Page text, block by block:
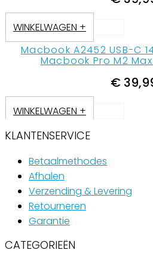
WINKELWAGEN +
Macbook A2452 USB-C
Macbook Pro M2
€
WINKELWAGEN +
KLANTENSERVICE
Betaalmethodes
Afhalen
Verzending & Levering
Retourneren
Garantie
CATEGORIEËN